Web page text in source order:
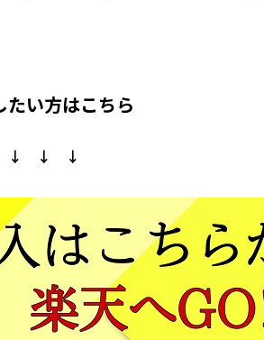
たい方はこちら
↓ ↓ ↓